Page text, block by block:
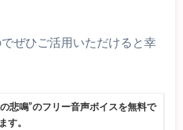
ぜひご活用いただけると幸
悲鳴”のフリー音声ボイスを無料で
す。